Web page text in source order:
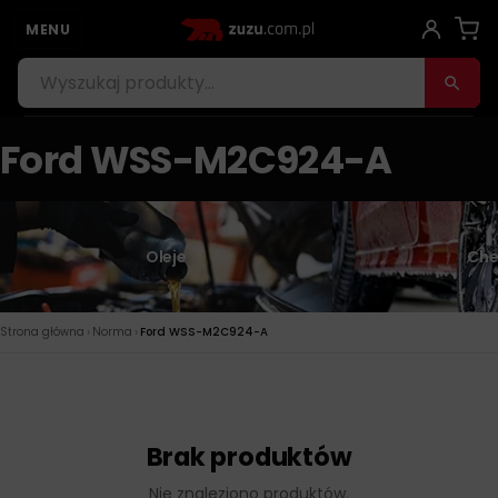
MENU
Ford WSS-M2C924-A
Oleje
Strona główna › Norma › Ford WSS-M2C924-A
Brak produktów
Nie znaleziono produktów.